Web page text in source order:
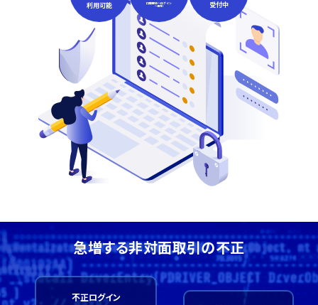
利用可能
口座開設～ログイン
～取引
受付中
急増する非対面取引の不正
不正ログイン